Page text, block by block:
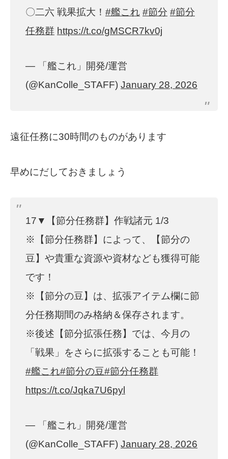
〇二六 戦果拡大！ #艦これ #節分 #節分
任務群 https://t.co/gMSCR7kv0j
— 「艦これ」開発/運営
(@KanColle_STAFF) January 28, 2026
遠征任務に30時間のものがあります
早めにだしておきましょう
17▼【節分任務群】作戦諸元 1/3
※【節分任務群】によって、【節分の
豆】や貴重な資源や資材なども獲得可能
です！
※【節分の豆】は、拡張アイテム欄に節
分任務期間のみ格納＆保存されます。
※後述【節分拡張任務】では、今月の
「戦果」をさらに拡張することも可能！
#艦これ#節分の豆#節分任務群
https://t.co/Jqka7U6pyl
— 「艦これ」開発/運営
(@KanColle_STAFF) January 28, 2026